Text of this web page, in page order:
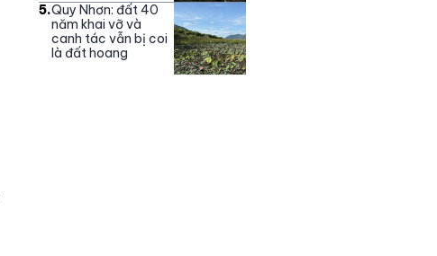
5.Quy Nhơn: đất 40
năm khai vỡ và
canh tác vẫn bị coi
là đất hoang